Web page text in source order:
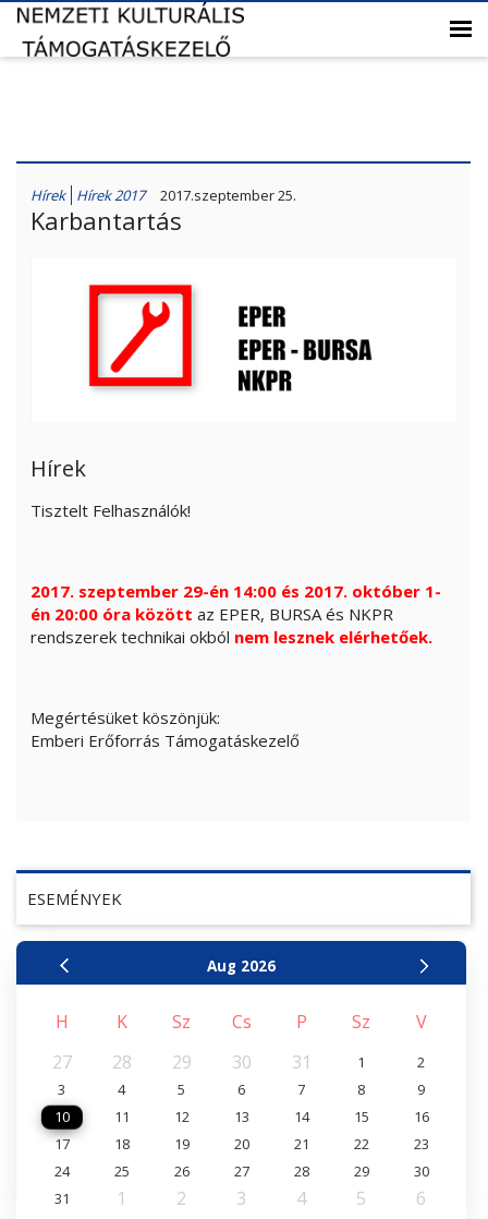
ESEMÉNYEK
Aug 2026
H K Sz Cs P Sz
V
27
28 29 30 31 1
2
3
4 5 6 7 8
9
10
11 12 13 14 15
16
17
18 19 20 21 22
23
24
25 26 27 28 29
30
31
1 2 3 4 5 6
Hírek Hírek 2017 2017.szeptember 25.
Karbantartás
Hírek
Tisztelt Felhasználók!
2017. szeptember 29-én 14:00 és 2017. október 1-
én 20:00 óra között az EPER, BURSA és NKPR
rendszerek technikai okból nem lesznek elérhetőek.
Megértésüket köszönjük:
Emberi Erőforrás Támogatáskezelő